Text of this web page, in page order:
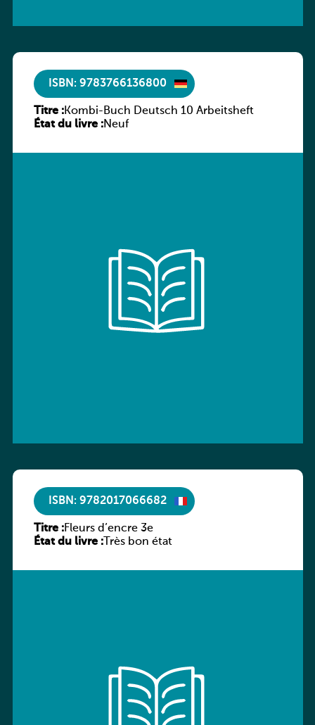
ISBN: 9783766136800
Titre :Kombi-Buch Deutsch 10 Arbeitsheft
État du livre :Neuf
ISBN: 9782017066682
Titre :Fleurs d’encre 3e
État du livre :Très bon état